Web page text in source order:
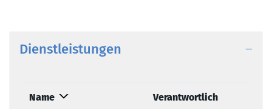
Dienstleistungen
Name Verantwortlich